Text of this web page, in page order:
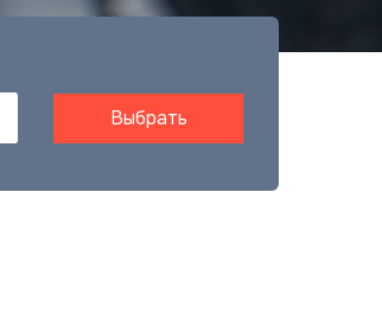
Выбрать